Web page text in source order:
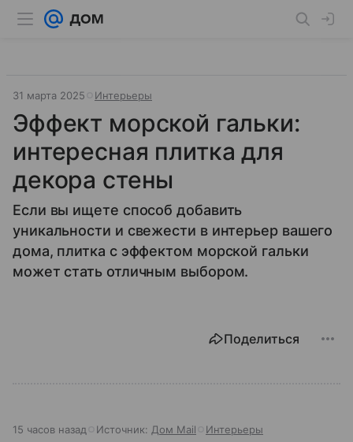
31 марта 2025 Интерьеры
Эффект морской гальки:
интересная плитка для
декора стены
Если вы ищете способ добавить
уникальности и свежести в интерьер вашего
дома, плитка с эффектом морской гальки
может стать отличным выбором.
Поделиться
15 часов назад Источник: Дом Mail Интерьеры